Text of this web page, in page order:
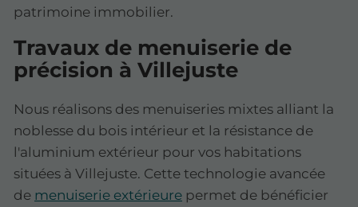
patrimoine immobilier.
Travaux de menuiserie de
précision à Villejuste
Nous réalisons des menuiseries mixtes alliant la
noblesse du bois intérieur et la résistance de
l'aluminium extérieur pour vos habitations
situées à Villejuste. Cette technologie avancée
de menuiserie extérieure permet de bénéficier